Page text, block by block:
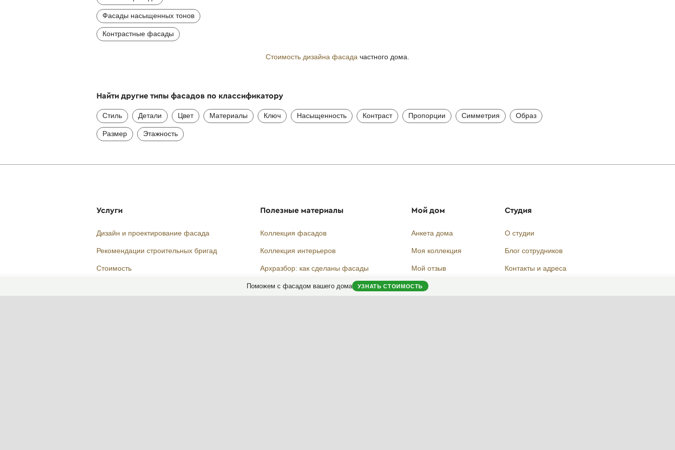
Фасады насыщенных тонов
Контрастные фасады
Стоимость дизайна фасада частного дома.
Найти другие типы фасадов по классификатору
Стиль Детали Цвет Материалы Ключ Насыщенность Контраст Пропорции Симметрия Образ
Размер Этажность
Поможем с фасадом вашего дома УЗНАТЬ СТОИМОСТЬ
Услуги
Дизайн и проектирование фасада
Рекомендации строительных бригад
Стоимость
Полезные материалы
Коллекция фасадов
Коллекция интерьеров
Архразбор: как сделаны фасады
Энциклопедия фасадов
Мой дом
Анкета дома
Моя коллекция
Мой отзыв
Студия
О студии
Блог сотрудников
Контакты и адреса